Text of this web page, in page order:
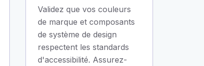
Validez que vos couleurs
de marque et composants
de système de design
respectent les standards
d'accessibilité. Assurez-